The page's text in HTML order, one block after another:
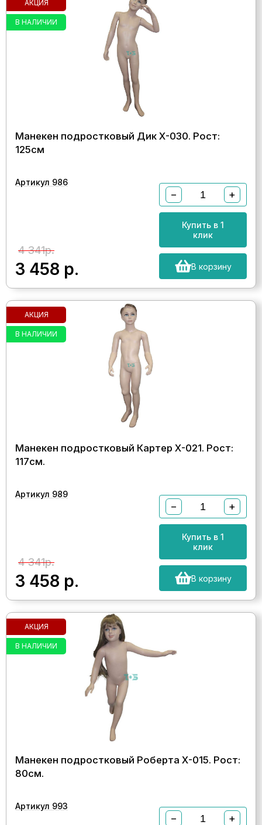
АКЦИЯ
В НАЛИЧИИ
Манекен подростковый Дик Х-030. Рост:
125см
Артикул 986
4 341р.
3 458 р.
− +
Купить в 1
клик
В корзину
АКЦИЯ
В НАЛИЧИИ
Манекен подростковый Картер Х-021. Рост:
117см.
Артикул 989
4 341р.
3 458 р.
− +
Купить в 1
клик
В корзину
АКЦИЯ
В НАЛИЧИИ
Манекен подростковый Роберта Х-015. Рост:
80см.
Артикул 993
− +